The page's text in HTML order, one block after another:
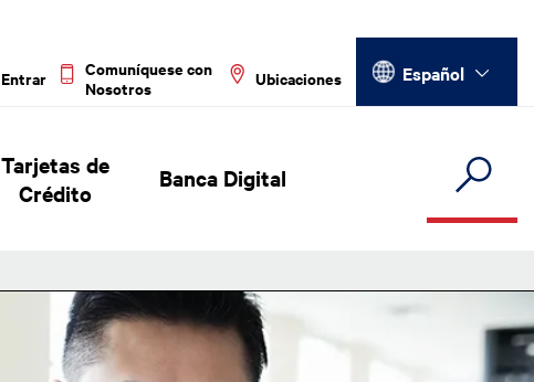
Entrar
Comuníquese con
Nosotros
Ubicaciones
Select your language
Español
Tarjetas de
Crédito
Banca Digital